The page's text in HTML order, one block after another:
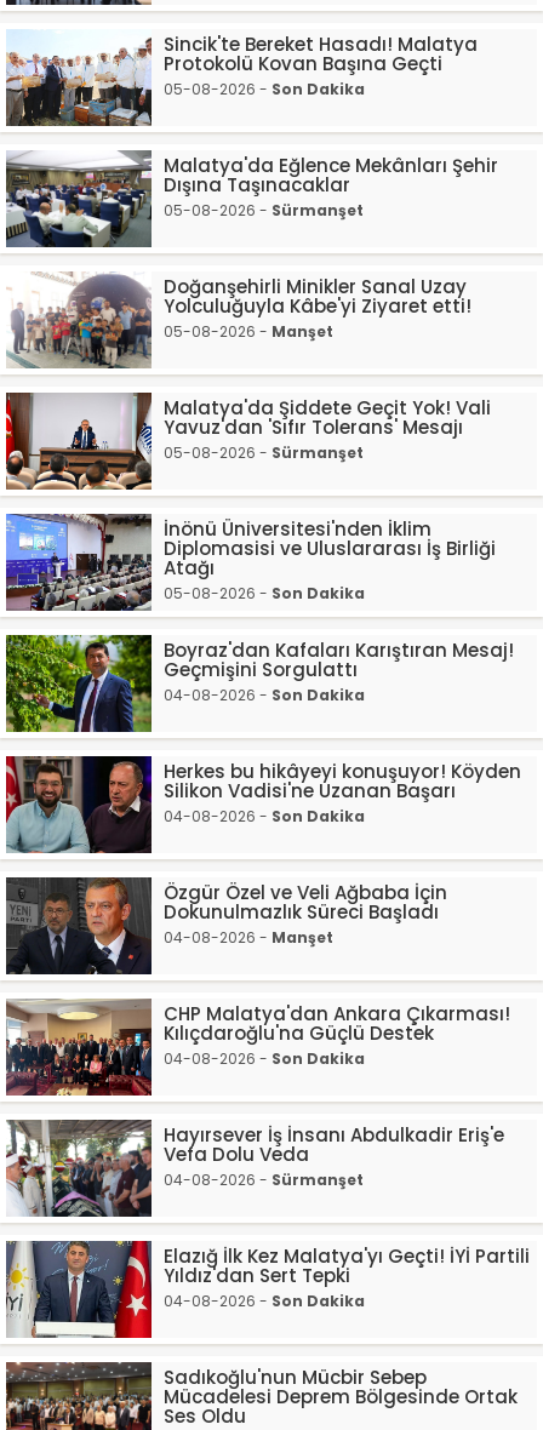
Sincik'te Bereket Hasadı! Malatya
Protokolü Kovan Başına Geçti
05-08-2026 - Son Dakika
Malatya'da Eğlence Mekânları Şehir
Dışına Taşınacaklar
05-08-2026 - Sürmanşet
Doğanşehirli Minikler Sanal Uzay
Yolculuğuyla Kâbe'yi Ziyaret etti!
05-08-2026 - Manşet
Malatya'da Şiddete Geçit Yok! Vali
Yavuz'dan 'Sıfır Tolerans' Mesajı
05-08-2026 - Sürmanşet
İnönü Üniversitesi'nden İklim
Diplomasisi ve Uluslararası İş Birliği
Atağı
05-08-2026 - Son Dakika
Boyraz'dan Kafaları Karıştıran Mesaj!
Geçmişini Sorgulattı
04-08-2026 - Son Dakika
Herkes bu hikâyeyi konuşuyor! Köyden
Silikon Vadisi'ne Uzanan Başarı
04-08-2026 - Son Dakika
Özgür Özel ve Veli Ağbaba İçin
Dokunulmazlık Süreci Başladı
04-08-2026 - Manşet
CHP Malatya'dan Ankara Çıkarması!
Kılıçdaroğlu'na Güçlü Destek
04-08-2026 - Son Dakika
Hayırsever İş İnsanı Abdulkadir Eriş'e
Vefa Dolu Veda
04-08-2026 - Sürmanşet
Elazığ İlk Kez Malatya'yı Geçti! İYİ Partili
Yıldız'dan Sert Tepki
04-08-2026 - Son Dakika
Sadıkoğlu'nun Mücbir Sebep
Mücadelesi Deprem Bölgesinde Ortak
Ses Oldu